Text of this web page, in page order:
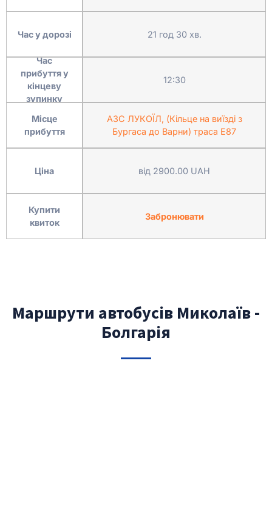
Час у дорозі
Час
прибуття у
кінцеву
зупинку
Місце
прибуття
Ціна
Купити
квиток
21 год 30 хв.
12:30
АЗС ЛУКОЇЛ, (Кільце на виїзді з
Бургаса до Варни) траса Е87
від 2900.00 UAH
Забронювати
Маршрути автобусів Миколаїв -
Болгарія